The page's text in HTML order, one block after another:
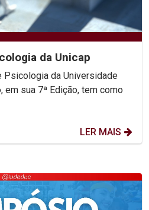
da Unicap
Psicologia da Universidade
em sua 7ª Edição, tem como
LER MAIS